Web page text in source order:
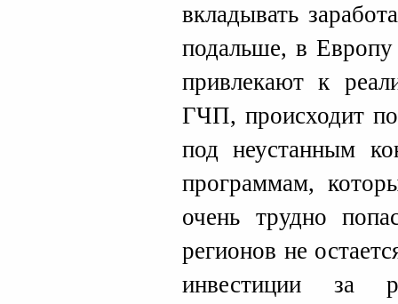
вкладывать
подальше, в
привлекают к
ГЧП, происходит
под неустанным
программам,
очень трудно
регионов не
инвестиции за